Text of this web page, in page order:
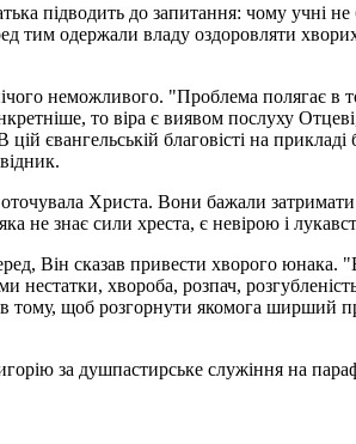
підводить до запитання: чому учні не
тим одержали владу оздоровляти хворих
неможливого. "Проблема полягає в
то віра є виявом послуху
благовісті на прикладі
Христа. Вони бажали
не знає сили хреста, є невірою і
Він сказав привести хворого
хвороба, розпач,
щоб розгорнути якомога ширший
за душпастирське служіння на